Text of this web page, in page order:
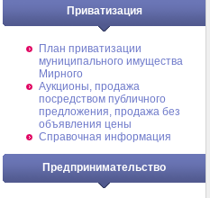
Приватизация
План приватизации
муниципального имущества
Мирного
Аукционы, продажа
посредством публичного
предложения, продажа без
объявления цены
Справочная информация
Предпринимательство